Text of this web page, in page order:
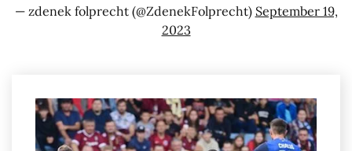
— zdenek folprecht (@ZdenekFolprecht) September 19,
2023